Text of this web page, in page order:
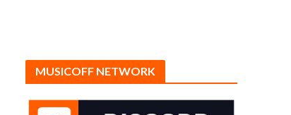
MUSICOFF NETWORK